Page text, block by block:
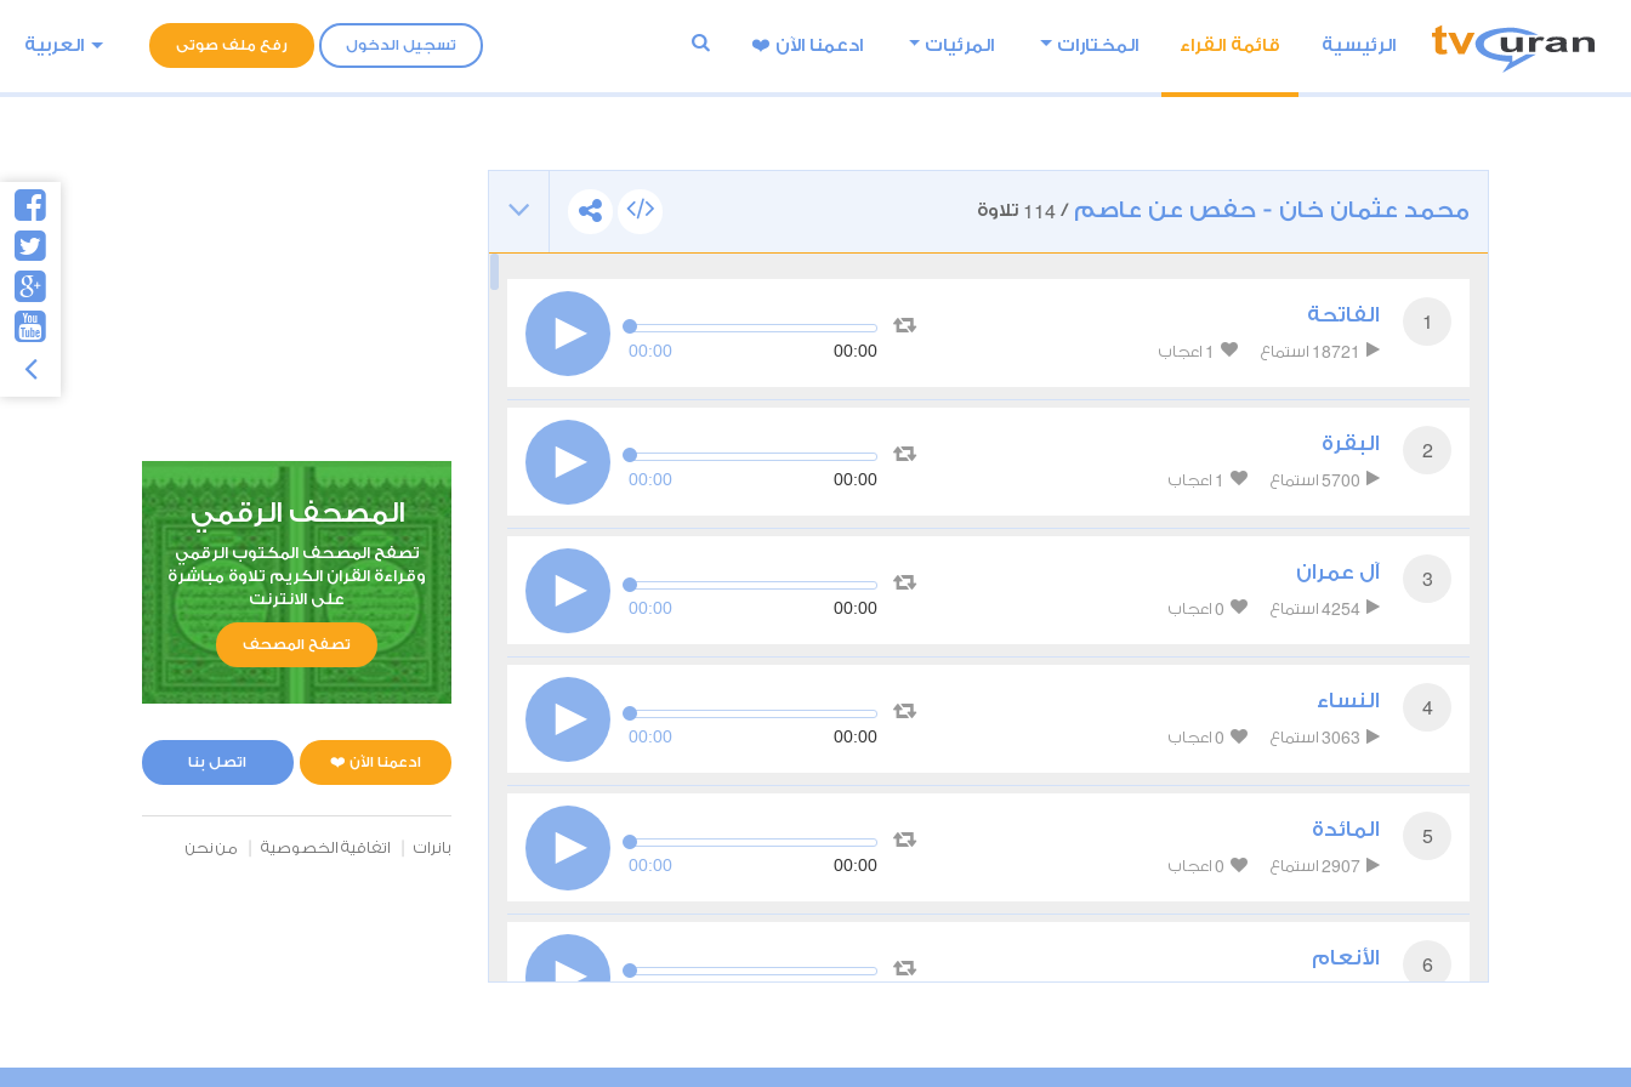
تسجيل الدخول رفع ملف صوتى العربية الرئيسية قائمة القراء المختارات المرئيات ادعمنا اﻵن ❤️
محمد عثمان خان - حفص عن عاصم /
114 تلاوة
1 الفاتحة
18721 استماع 1 اعجاب 00:00 00:00
2 البقرة
5700 استماع 1 اعجاب 00:00 00:00
3 آل عمران
4254 استماع 0 اعجاب 00:00 00:00
4 النساء
3063 استماع 0 اعجاب 00:00 00:00
5 المائدة
2907 استماع 0 اعجاب 00:00 00:00
6 الأنعام
المصحف الرقمي
تصفح المصحف المكتوب الرقمي
وقراءة القران الكريم تلاوة مباشرة
على الانترنت
تصفح المصحف
ادعمنا الآن ❤️ اتصل بنا
بانرات اتفاقية الخصوصية من نحن